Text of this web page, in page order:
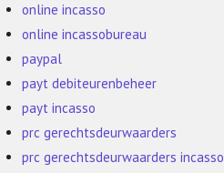
online incasso
online incassobureau
paypal
payt debiteurenbeheer
payt incasso
prc gerechtsdeurwaarders
prc gerechtsdeurwaarders incasso